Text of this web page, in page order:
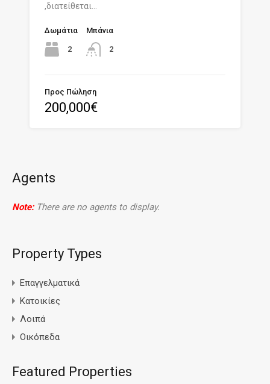
,διατείθεται…
Δωμάτια
2
Μπάνια
2
Προς Πώληση
200,000€
Agents
Note:There are no agents to display.
Property Types
Επαγγελματικά
Κατοικίες
Λοιπά
Οικόπεδα
Featured Properties